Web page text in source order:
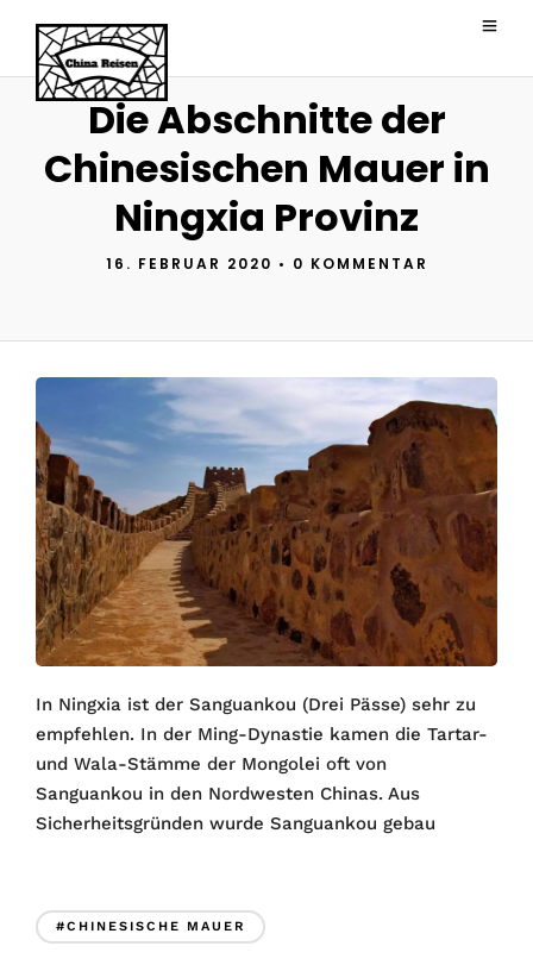
Die Abschnitte der
Chinesischen Mauer in
Ningxia Provinz
16. FEBRUAR 2020 • 0 KOMMENTAR
In Ningxia ist der Sanguankou (Drei Pässe) sehr zu
empfehlen. In der Ming-Dynastie kamen die Tartar-
und Wala-Stämme der Mongolei oft von
Sanguankou in den Nordwesten Chinas. Aus
Sicherheitsgründen wurde Sanguankou gebau
#CHINESISCHE MAUER